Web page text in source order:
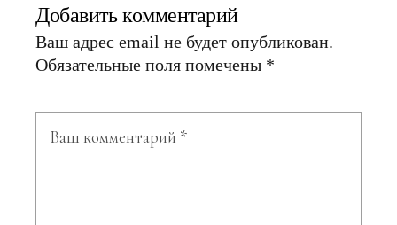
Добавить комментарий
Ваш адрес email не будет опубликован.
Обязательные поля помечены *